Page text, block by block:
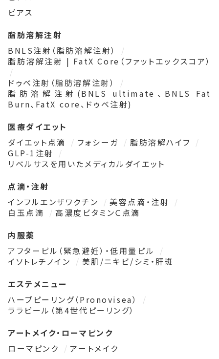
ピアス
脂肪溶解注射
BNLS注射（脂肪溶解注射）
脂肪溶解注射 | FatX Core（ファットエックスコア）
ドゥベ注射（脂肪溶解注射）
脂肪溶解注射(BNLS ultimate、BNLS Fat
Burn、FatX core、ドゥベ注射)
医療ダイエット
ダイエット点滴
フォシーガ
脂肪溶解ハイフ
GLP-1注射
リベルサスを用いたメディカルダイエット
点滴・注射
インフルエンザワクチン
美容点滴・注射
白玉点滴
高濃度ビタミンＣ点滴
内服薬
アフターピル（緊急避妊）・低用量ピル
イソトレチノイン
美肌/ニキビ/シミ・肝斑
エステメニュー
ハーブピーリング（Pronovisea）
ララピール（第4世代ピーリング）
アートメイク・ローマピンク
ローマピンク
アートメイク